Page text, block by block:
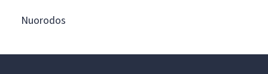
Nuorodos